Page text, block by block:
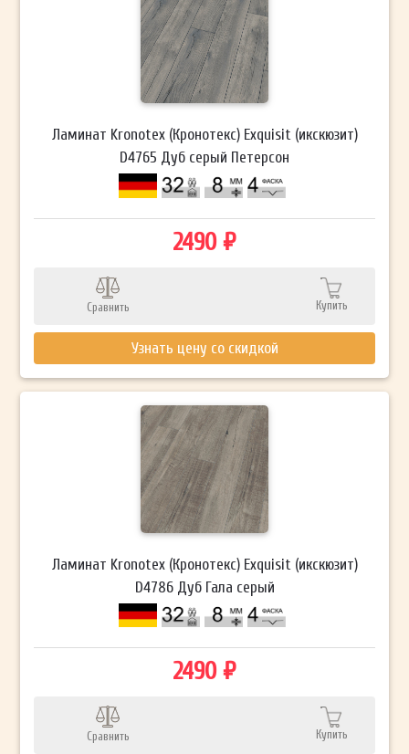
Ламинат Kronotex (Кронотекс) Exquisit (икскюзит)
D4765 Дуб серый Петерсон
2490 ₽
Сравнить Купить
Узнать цену со скидкой
Ламинат Kronotex (Кронотекс) Exquisit (икскюзит)
D4786 Дуб Гала серый
2490 ₽
Сравнить Купить